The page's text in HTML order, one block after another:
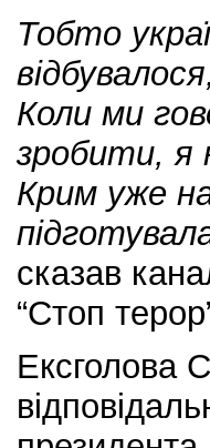
Тобто
Коли ми
зробити, я
Крим уже
сказав
“Стоп
Ексголова